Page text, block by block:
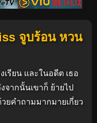
จูบร้อน หวน
เรียน และในอดีต เธอ
จากนั้นเขาก็ ย้ายไป
ยคำถามมากมายเกี่ยว